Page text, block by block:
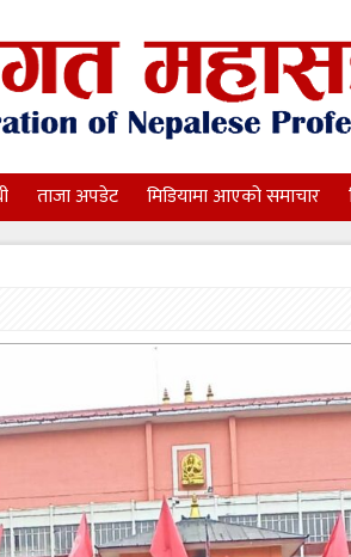
ताजा अपडेट मिडियामा आएको समाचार